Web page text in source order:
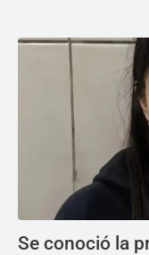
Se conoció la